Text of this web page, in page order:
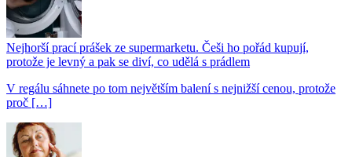
Nejhorší prací prášek ze supermarketu. Češi ho pořád kupují,
protože je levný a pak se diví, co udělá s prádlem
V regálu sáhnete po tom největším balení s nejnižší cenou, protože
proč […]